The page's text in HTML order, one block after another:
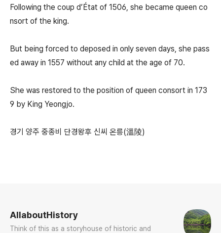
Following the coup d’État of 1506, she became queen co
nsort of the king.
But being forced to deposed in only seven days, she pass
ed away in 1557 without any child at the age of 70.
She was restored to the position of queen consort in 173
9 by King Yeongjo.
경기 양주 중종비 단경왕후 신씨 온릉(溫陵)
AllaboutHistory
Think of this as a storyhouse of historic and